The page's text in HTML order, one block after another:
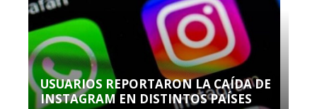
USUARIOS REPORTARON LA CAÍDA DE
INSTAGRAM EN DISTINTOS PAÍSES